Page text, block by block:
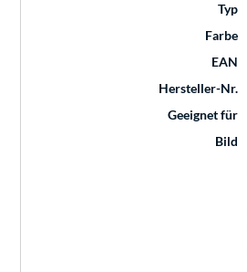
Typ
Farbe
EAN
Hersteller-Nr.
Geeignet für
Bild